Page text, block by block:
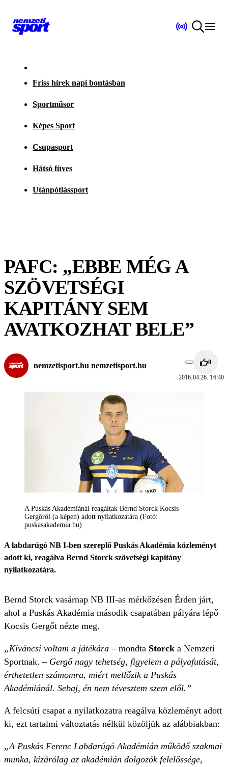
Friss hírek napi bontásban
Sportműsor
Képes Sport
Csupasport
Hátsó füves
Utánpótlássport
PAFC: „EBBE MÉG A
SZÖVETSÉGI
KAPITÁNY SEM
AVATKOZHAT BELE”
nemzetisport.hu nemzetisport.hu 0
2016.04.26. 16:40
A Puskás Akadémiánál reagáltak Bernd Storck Kocsis
Gergőről (a képen) adott nyilatkozatára (Fotó:
puskasakademia.hu)
A labdarúgó NB I-ben szereplő Puskás Akadémia közleményt
adott ki, reagálva Bernd Storck szövetségi kapitány
nyilatkozatára.
Bernd Storck vasárnap NB III-as mérkőzésen Érden járt,
ahol a Puskás Akadémia második csapatában pályára lépő
Kocsis Gergőt nézte meg.
„Kíváncsi voltam a játékára– mondta Storck a Nemzeti
Sportnak. – Gergő nagy tehetség, figyelem a pályafutását,
érthetetlen számomra, miért mellőzik a Puskás
Akadémiánál. Sebaj, én nem tévesztem szem elől.”
A felcsúti csapat a nyilatkozatra reagálva közleményt adott
ki, ezt tartalmi változtatás nélkül közöljük az alábbiakban:
„A Puskás Ferenc Labdarúgó Akadémián működő szakmai
munka, kizárólag az akadémián dolgozók felelőssége,